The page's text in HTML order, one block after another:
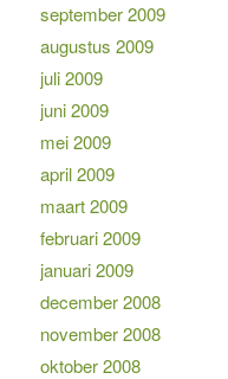
september 2009
augustus 2009
juli 2009
juni 2009
mei 2009
april 2009
maart 2009
februari 2009
januari 2009
december 2008
november 2008
oktober 2008